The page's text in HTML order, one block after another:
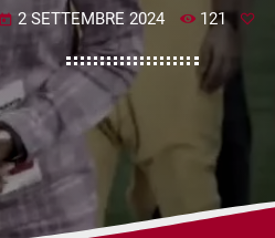
today 2 SETTEMBRE 2024 121